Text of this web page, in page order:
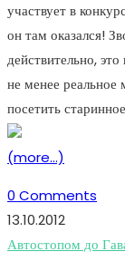
участвует в
он там оказался!
действительно,
не менее
посетить
(more…)
0 Comments
13.10.2012
Автостопом до